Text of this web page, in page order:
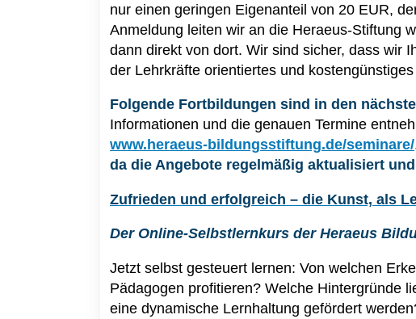
nur einen geringen Eigenanteil von 20 EUR,
Anmeldung leiten wir an die Heraeus-Stiftung
dann direkt von dort. Wir sind sicher, dass wir
der Lehrkräfte orientiertes und
Folgende Fortbildungen sind in den
Informationen und die genauen Termine
www.heraeus-bildungsstiftung.de/seminare/
da die Angebote regelmäßig aktualisiert
Zufrieden und erfolgreich – die Kunst, als
Der Online-Selbstlernkurs der Heraeus
Jetzt selbst gesteuert lernen: Von welchen
Pädagogen profitieren? Welche Hintergründe
eine dynamische Lernhaltung gefördert